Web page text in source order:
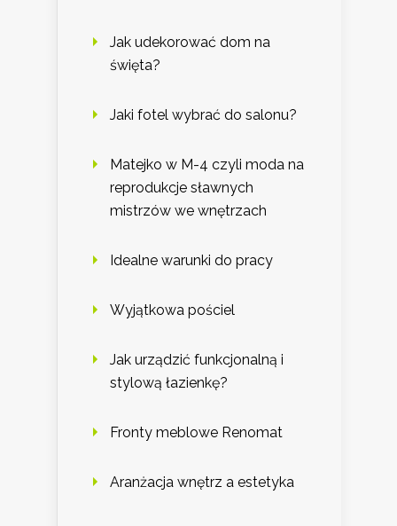
Jak udekorować dom na
święta?
Jaki fotel wybrać do salonu?
Matejko w M-4 czyli moda na
reprodukcje sławnych
mistrzów we wnętrzach
Idealne warunki do pracy
Wyjątkowa pościel
Jak urządzić funkcjonalną i
stylową łazienkę?
Fronty meblowe Renomat
Aranżacja wnętrz a estetyka